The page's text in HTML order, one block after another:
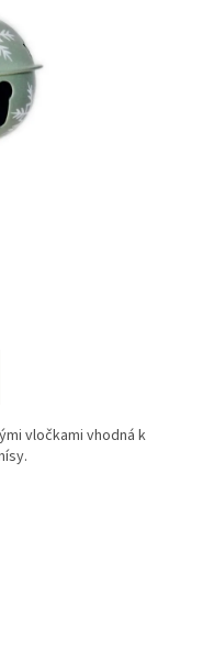
vločkami vhodná k